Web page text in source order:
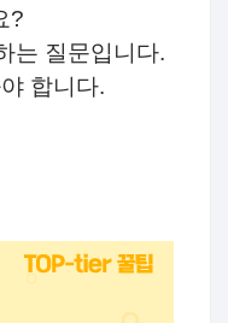
?
는 질문입니다.
합니다.